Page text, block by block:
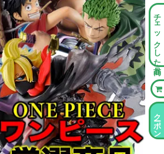
チェックした商品
クーポン情報